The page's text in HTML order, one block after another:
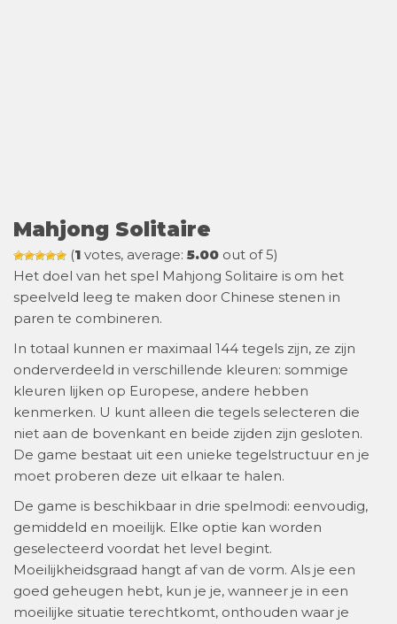
Mahjong Solitaire
(1 votes, average: 5.00 out of 5)
Het doel van het spel Mahjong Solitaire is om het
speelveld leeg te maken door Chinese stenen in
paren te combineren.
In totaal kunnen er maximaal 144 tegels zijn, ze zijn
onderverdeeld in verschillende kleuren: sommige
kleuren lijken op Europese, andere hebben
kenmerken. U kunt alleen die tegels selecteren die
niet aan de bovenkant en beide zijden zijn gesloten.
De game bestaat uit een unieke tegelstructuur en je
moet proberen deze uit elkaar te halen.
De game is beschikbaar in drie spelmodi: eenvoudig,
gemiddeld en moeilijk. Elke optie kan worden
geselecteerd voordat het level begint.
Moeilijkheidsgraad hangt af van de vorm. Als je een
goed geheugen hebt, kun je je, wanneer je in een
moeilijke situatie terechtkomt, onthouden waar je